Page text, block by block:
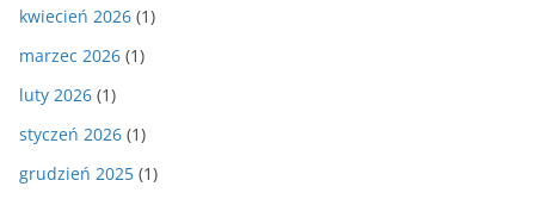
kwiecień 2026 (1)
marzec 2026 (1)
luty 2026 (1)
styczeń 2026 (1)
grudzień 2025 (1)